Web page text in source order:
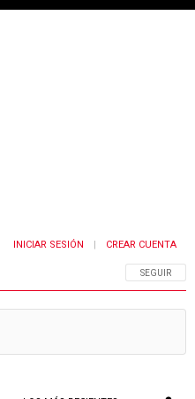
SIGA ESTA
SEGUIR
INICIAR SESIÓN CREAR CUENTA